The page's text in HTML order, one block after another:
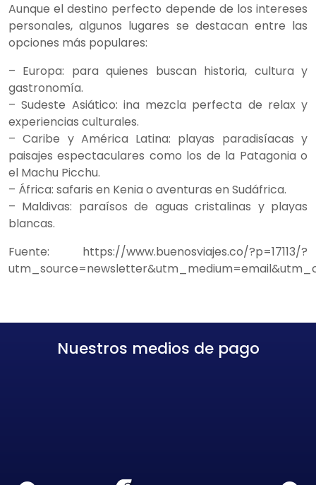
Aunque el destino perfecto depende de los intereses
personales, algunos lugares se destacan entre las
opciones más populares:
– Europa: para quienes buscan historia, cultura y
gastronomía.
– Sudeste Asiático: ina mezcla perfecta de relax y
experiencias culturales.
– Caribe y América Latina: playas paradisíacas y
paisajes espectaculares como los de la Patagonia o
el Machu Picchu.
– África: safaris en Kenia o aventuras en Sudáfrica.
– Maldivas: paraísos de aguas cristalinas y playas
blancas.
Fuente: https://www.buenosviajes.co/?p=17113/?
Nuestros medios de pago